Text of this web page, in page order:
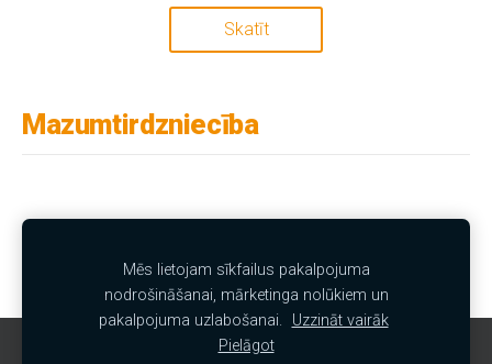
Mazumtirdzniecība
Vairumtirdzniecība
Skatīt
Sīkdatnes
Mēs lietojam sīkfailus pakalpojuma
nodrošināšanai, mārketinga nolūkiem un
pakalpojuma uzlabošanai.
Uzzināt vairāk
Pielāgot